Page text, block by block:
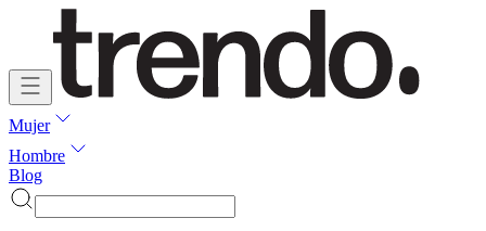
Mujer
Hombre
Blog